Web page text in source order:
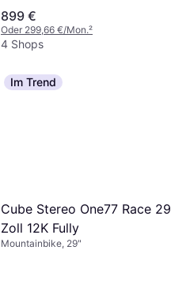
899 €
Oder 299,66 €/Mon.²
4 Shops
Im Trend
Cube Stereo One77 Race 29
Zoll 12K Fully
Mountainbike, 29"